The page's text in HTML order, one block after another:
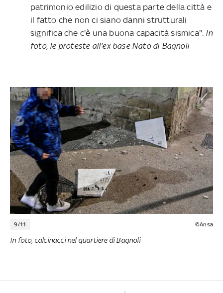
patrimonio edilizio di questa parte della città e
il fatto che non ci siano danni strutturali
significa che c'è una buona capacità sismica". In
foto, le proteste all'ex base Nato di Bagnoli
9/11 ©Ansa
In foto, calcinacci nel quartiere di Bagnoli